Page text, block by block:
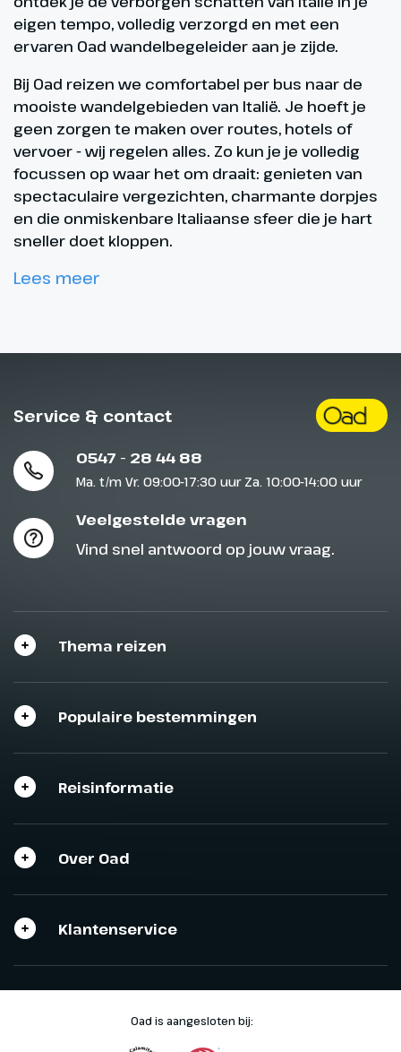
eigen tempo, volledig verzorgd en met een
ervaren Oad wandelbegeleider aan je zijde.
Bij Oad reizen we comfortabel per bus naar de
mooiste wandelgebieden van Italië. Je hoeft je
geen zorgen te maken over routes, hotels of
vervoer - wij regelen alles. Zo kun je je volledig
focussen op waar het om draait: genieten van
spectaculaire vergezichten, charmante dorpjes
en die onmiskenbare Italiaanse sfeer die je hart
sneller doet kloppen.
Lees meer
Service & contact
0547 - 28 44 88
Ma. t/m Vr. 09:00-17:30 uur Za. 10:00-14:00 uur
Veelgestelde vragen
Vind snel antwoord op jouw vraag.
Thema reizen
Populaire bestemmingen
Reisinformatie
Over Oad
Klantenservice
Oad is aangesloten bij: